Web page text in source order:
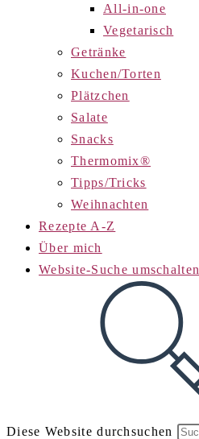
All-in-one
Vegetarisch
Getränke
Kuchen/Torten
Plätzchen
Salate
Snacks
Thermomix®
Tipps/Tricks
Weihnachten
Rezepte A-Z
Über mich
Website-Suche umschalten
Diese Website durchsuchen